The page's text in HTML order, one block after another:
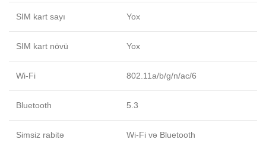
SIM kart sayı Yox
SIM kart növü Yox
Wi-Fi 802.11a/b/g/n/ac/6
Bluetooth 5.3
Simsiz rabitə Wi-Fi və Bluetooth